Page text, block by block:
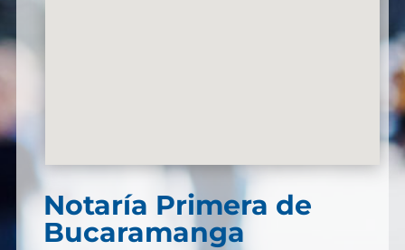
Notaría Primera de
Bucaramanga